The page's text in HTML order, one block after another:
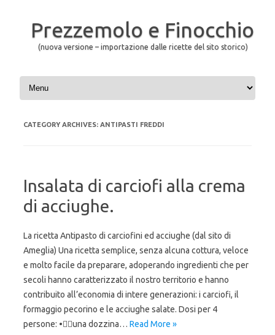
Prezzemolo e Finocchio
(nuova versione – importazione dalle ricette del sito storico)
Skip to content
CATEGORY ARCHIVES: ANTIPASTI FREDDI
Insalata di carciofi alla crema
di acciughe.
La ricetta Antipasto di carciofini ed acciughe (dal sito di
Ameglia) Una ricetta semplice, senza alcuna cottura, veloce
e molto facile da preparare, adoperando ingredienti che per
secoli hanno caratterizzato il nostro territorio e hanno
contribuito all’economia di intere generazioni: i carciofi, il
formaggio pecorino e le acciughe salate. Dosi per 4
persone: •una dozzina… Read More »